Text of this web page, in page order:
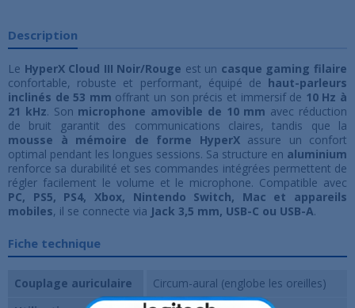
Description
Le HyperX Cloud III Noir/Rouge est un casque gaming filaire
confortable, robuste et performant, équipé de haut-parleurs
inclinés de 53 mm offrant un son précis et immersif de 10 Hz à
21 kHz. Son microphone amovible de 10 mm avec réduction
de bruit garantit des communications claires, tandis que la
mousse à mémoire de forme HyperXassure un confort
optimal pendant les longues sessions. Sa structure en aluminium
renforce sa durabilité et ses commandes intégrées permettent de
régler facilement le volume et le microphone. Compatible avec
PC, PS5, PS4, Xbox, Nintendo Switch, Mac et appareils
mobiles, il se connecte via Jack 3,5 mm, USB-C ou USB-A.
Fiche technique
Couplage auriculaire
Circum-aural (englobe les oreilles)